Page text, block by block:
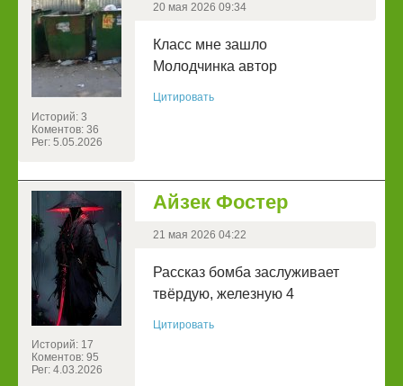
Историй: 3
Коментов: 36
Рег: 5.05.2026
20 мая 2026 09:34
Класс мне зашло
Молодчинка автор
Цитировать
Историй: 17
Коментов: 95
Рег: 4.03.2026
Айзек Фостер
21 мая 2026 04:22
Рассказ бомба заслуживает
твёрдую, железную 4
Цитировать